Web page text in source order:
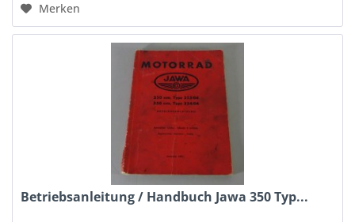
Merken
Betriebsanleitung / Handbuch Jawa 350 Typ...